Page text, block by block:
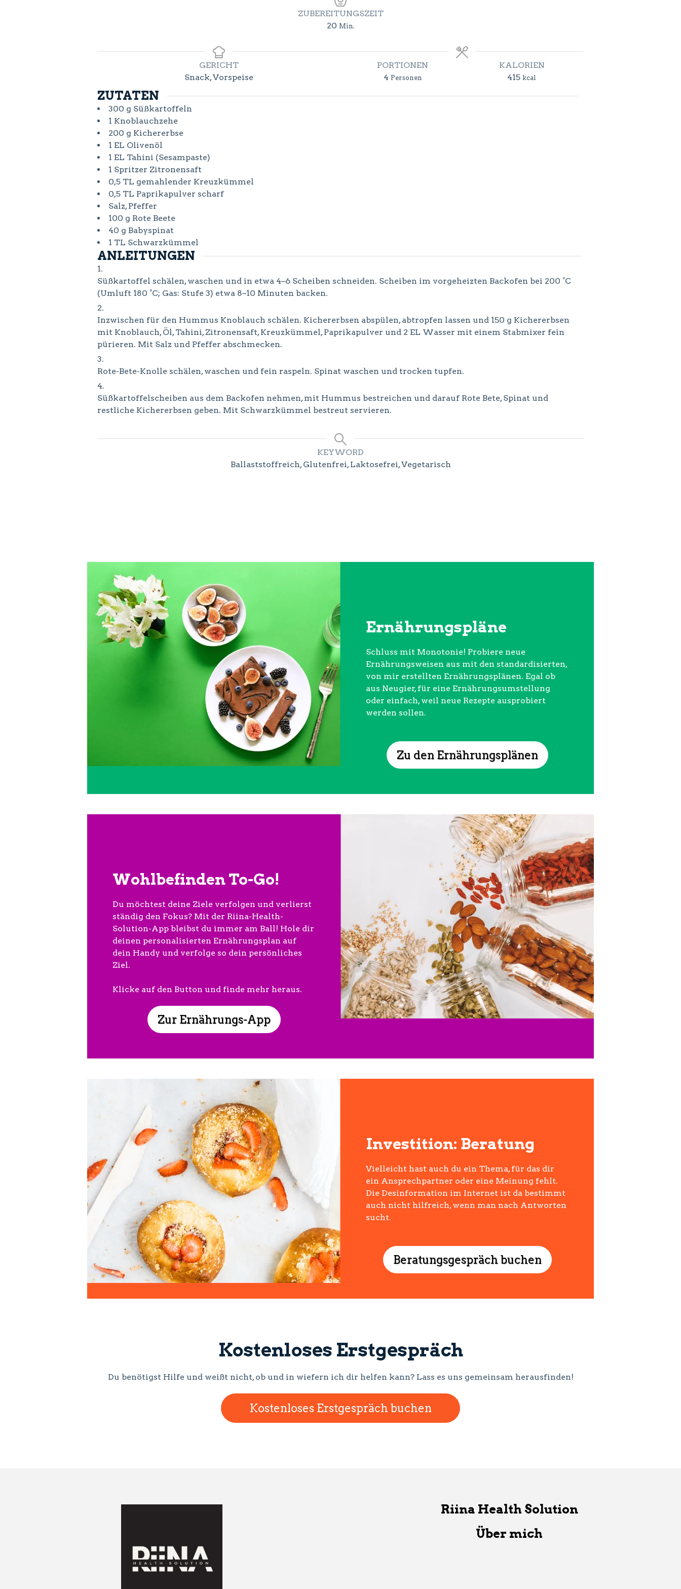
ZUBEREITUNGSZEIT
20Minuten
Min.
GERICHT
Snack, Vorspeise
PORTIONEN
4 Personen
KALORIEN
415 kcal
ZUTATEN
300 g Süßkartoffeln
1 Knoblauchzehe
200 g Kichererbse
1 EL Olivenöl
1 EL Tahini (Sesampaste)
1 Spritzer Zitronensaft
0,5 TL gemahlender Kreuzkümmel
0,5 TL Paprikapulver scharf
Salz, Pfeffer
100 g Rote Beete
40 g Babyspinat
1 TL Schwarzkümmel
ANLEITUNGEN
Süßkartoffel schälen, waschen und in etwa 4–6 Scheiben schneiden. Scheiben im vorgeheizten Backofen bei 200 °C
(Umluft 180 °C; Gas: Stufe 3) etwa 8–10 Minuten backen.
Inzwischen für den Hummus Knoblauch schälen. Kichererbsen abspülen, abtropfen lassen und 150 g Kichererbsen
mit Knoblauch, Öl, Tahini, Zitronensaft, Kreuzkümmel, Paprikapulver und 2 EL Wasser mit einem Stabmixer fein
pürieren. Mit Salz und Pfeffer abschmecken.
Rote-Bete-Knolle schälen, waschen und fein raspeln. Spinat waschen und trocken tupfen.
Süßkartoffelscheiben aus dem Backofen nehmen, mit Hummus bestreichen und darauf Rote Bete, Spinat und
restliche Kichererbsen geben. Mit Schwarzkümmel bestreut servieren.
KEYWORD
Ballaststoffreich, Glutenfrei, Laktosefrei, Vegetarisch
Ernährungspläne
Schluss mit Monotonie! Probiere neue
Ernährungsweisen aus mit den standardisierten,
von mir erstellten Ernährungsplänen. Egal ob
aus Neugier, für eine Ernährungsumstellung
oder einfach, weil neue Rezepte ausprobiert
werden sollen.
Zu den Ernährungsplänen
Wohlbefinden To-Go!
Du möchtest deine Ziele verfolgen und verlierst
ständig den Fokus? Mit der Riina-Health-
Solution-App bleibst du immer am Ball! Hole dir
deinen personalisierten Ernährungsplan auf
dein Handy und verfolge so dein persönliches
Ziel.
Klicke auf den Button und finde mehr heraus.
Zur Ernährungs-App
Investition: Beratung
Vielleicht hast auch du ein Thema, für das dir
ein Ansprechpartner oder eine Meinung fehlt.
Die Desinformation im Internet ist da bestimmt
auch nicht hilfreich, wenn man nach Antworten
sucht.
Beratungsgespräch buchen
Kostenloses Erstgespräch
Du benötigst Hilfe und weißt nicht, ob und in wiefern ich dir helfen kann? Lass es uns gemeinsam herausfinden!
Kostenloses Erstgespräch buchen
Riina Health Solution
Über mich